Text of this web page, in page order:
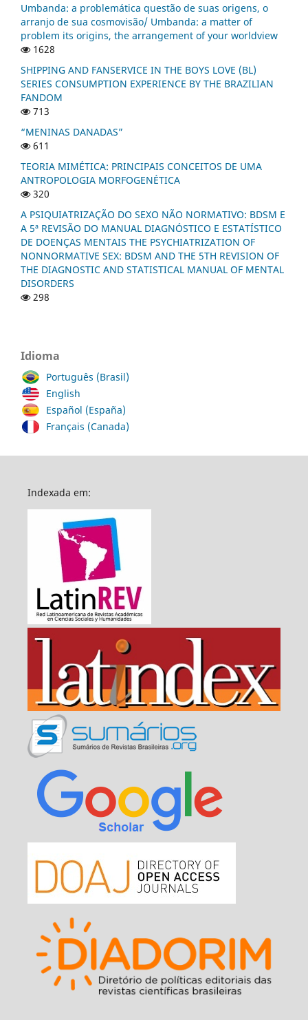
Umbanda: a problemática questão de suas origens, o
arranjo de sua cosmovisão/ Umbanda: a matter of
problem its origins, the arrangement of your worldview
1628
SHIPPING AND FANSERVICE IN THE BOYS LOVE (BL)
SERIES CONSUMPTION EXPERIENCE BY THE BRAZILIAN
FANDOM
713
“MENINAS DANADAS”
611
TEORIA MIMÉTICA: PRINCIPAIS CONCEITOS DE UMA
ANTROPOLOGIA MORFOGENÉTICA
320
A PSIQUIATRIZAÇÃO DO SEXO NÃO NORMATIVO: BDSM E
A 5ª REVISÃO DO MANUAL DIAGNÓSTICO E ESTATÍSTICO
DE DOENÇAS MENTAIS THE PSYCHIATRIZATION OF
NONNORMATIVE SEX: BDSM AND THE 5TH REVISION OF
THE DIAGNOSTIC AND STATISTICAL MANUAL OF MENTAL
DISORDERS
298
Idioma
Português (Brasil)
English
Español (España)
Français (Canada)
Indexada em: